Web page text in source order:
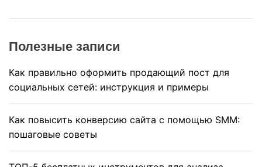
Полезные записи
Как правильно оформить продающий пост для
социальных сетей: инструкция и примеры
Как повысить конверсию сайта с помощью SMM:
пошаговые советы